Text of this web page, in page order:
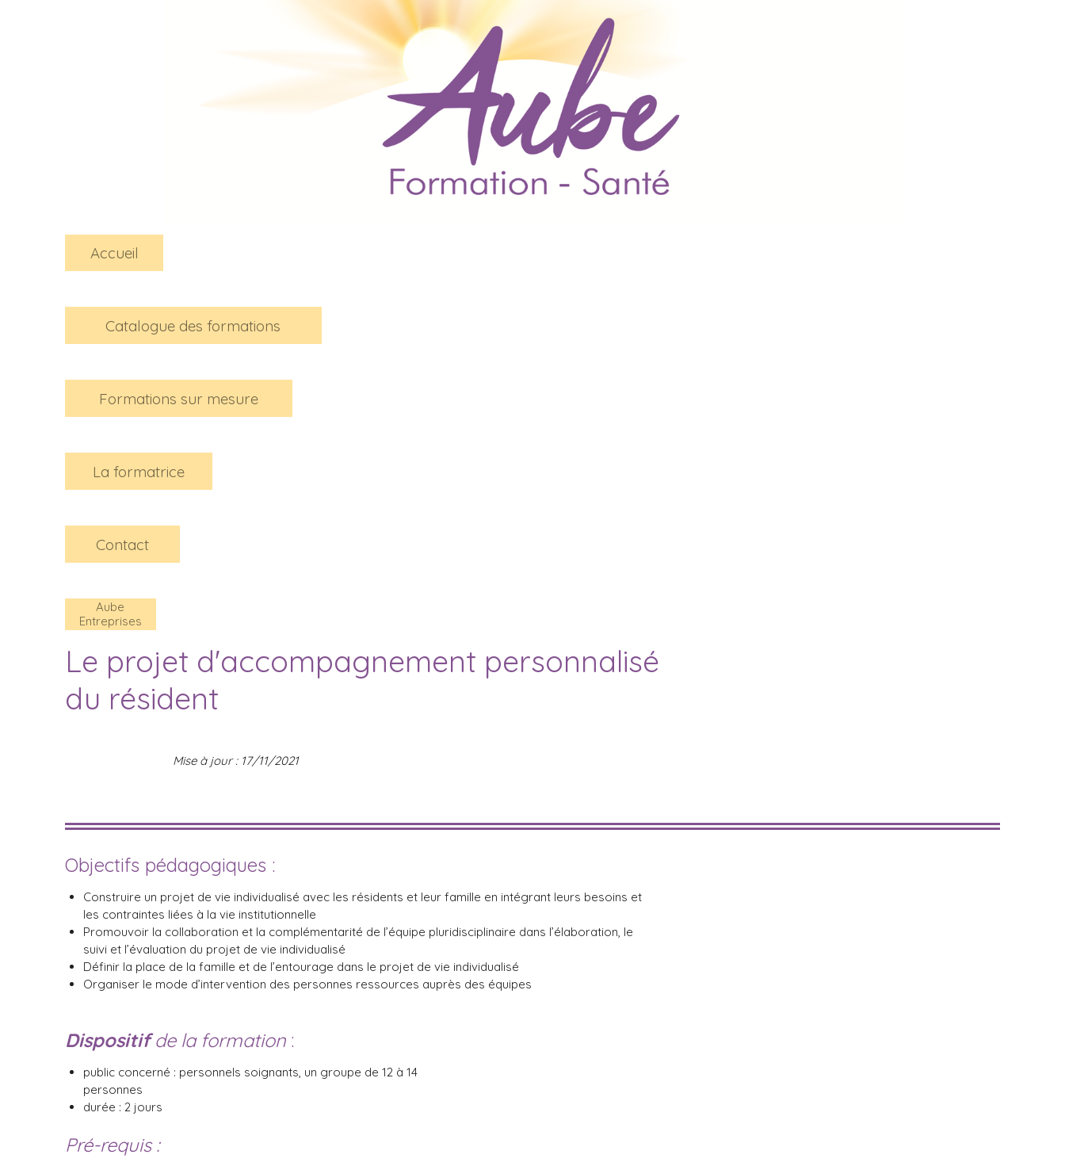
Accueil
Catalogue des formations
Formations sur mesure
La formatrice
Contact
Aube
Entreprises
Le projet d'accompagnement personnalisé
du résident
Mise à jour : 17/11/2021
Objectifs pédagogiques :
Construire un projet de vie individualisé avec les résidents et leur famille en intégrant leurs besoins et
les contraintes liées à la vie institutionnelle
Promouvoir la collaboration et la complémentarité de l’équipe pluridisciplinaire dans l’élaboration, le
suivi et l’évaluation du projet de vie individualisé
Définir la place de la famille et de l’entourage dans le projet de vie individualisé
Organiser le mode d’intervention des personnes ressources auprès des équipes
Dispositifde la formation :
public concerné : personnels soignants, un groupe de 12 à 14
personnes
durée : 2 jours
Pré-requis :